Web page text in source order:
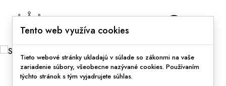
Domov
Tento web využíva cookies
Tieto webové stránky ukladajú v súlade so zákonmi na vaše
zariadenie súbory, všeobecne nazývané cookies. Používaním
týchto stránok s tým vyjadrujete súhlas.